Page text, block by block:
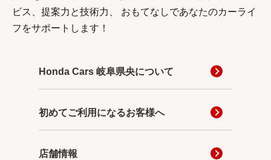
ビス、提案力と技術力、
おもてなしであなたのカーライ
フをサポートします！
Honda Cars 岐阜県央について
初めてご利用になるお客様へ
店舗情報